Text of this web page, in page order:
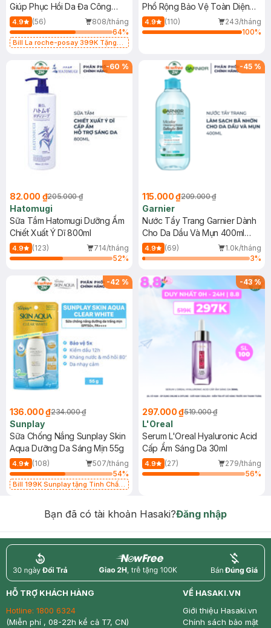
Giúp Phục Hồi Da Đa Công
Dụng 40ml
4.9 (56)
808/tháng
64%
Bill La roche-posay 399K Tặng
(SL có hạn)
Phổ Rộng Bảo Vệ Toàn Diện
40ml
4.9 (110)
243/tháng
100%
-60 %
82.000 ₫205.000 ₫
Hatomugi
Sữa Tắm Hatomugi Dưỡng Ẩm
Chiết Xuất Ý Dĩ 800ml
4.9 (123)
714/tháng
52%
-45 %
115.000 ₫209.000 ₫
Garnier
Nước Tẩy Trang Garnier Dành
Cho Da Dầu Và Mụn 400ml
(Mới)
4.9 (69)
1.0k/tháng
3%
-42 %
136.000 ₫234.000 ₫
Sunplay
Sữa Chống Nắng Sunplay Skin
Aqua Dưỡng Da Sáng Mịn 55g
4.9 (108)
507/tháng
54%
Bill 199K Sunplay tặng Tinh Chất
-43%
297.000 ₫519.000 ₫
L'Oreal
Serum L'Oreal Hyaluronic Acid
Cấp Ẩm Sáng Da 30ml
4.9 (27)
279/tháng
56%
Bạn đã có tài khoản Hasaki?Đăng nhập
return nowfree price
HỖ TRỢ KHÁCH HÀNG
Hotline: 1800 6324
(Miễn phí , 08-22h kể cả T7, CN)
VỀ HASAKI.VN
Giới thiệu Hasaki.vn
Chính sách bảo mật